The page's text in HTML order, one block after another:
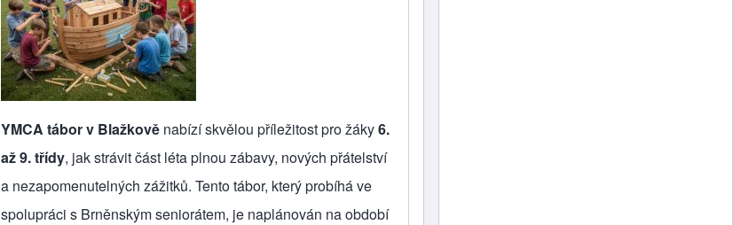
YMCA tábor v Blažkově nabízí skvělou příležitost pro žáky6.
až 9. třídy, jak strávit část léta plnou zábavy, nových přátelství
a nezapomenutelných zážitků. Tento tábor, který probíhá ve
spolupráci s Brněnským seniorátem, je naplánován na období